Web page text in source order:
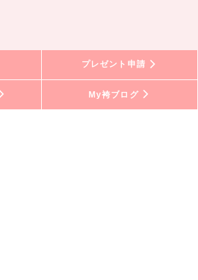
プレゼント申請
My袴ブログ